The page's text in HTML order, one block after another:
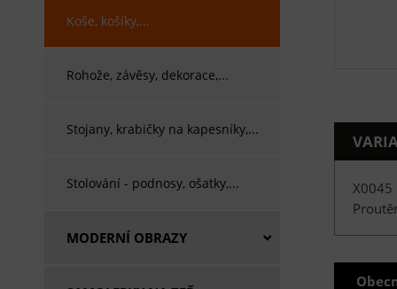
Koše, košíky,...
Rohože, závěsy, dekorace,...
Stojany, krabičky na kapesníky,...
Stolování - podnosy, ošatky,...
MODERNÍ OBRAZY
X0045